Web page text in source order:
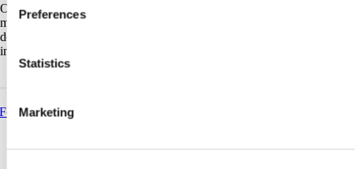
Preferences
Statistics
Marketing
Outcome Harvesting er den nye, smukke rose i evalueringsfagets
mangfoldige have. Men har den også sine torne? Vi har spurgt nogle af
de få danske organisationer, der har afprøvet evalueringstilgangen
indtil nu.
Forrige123Næste